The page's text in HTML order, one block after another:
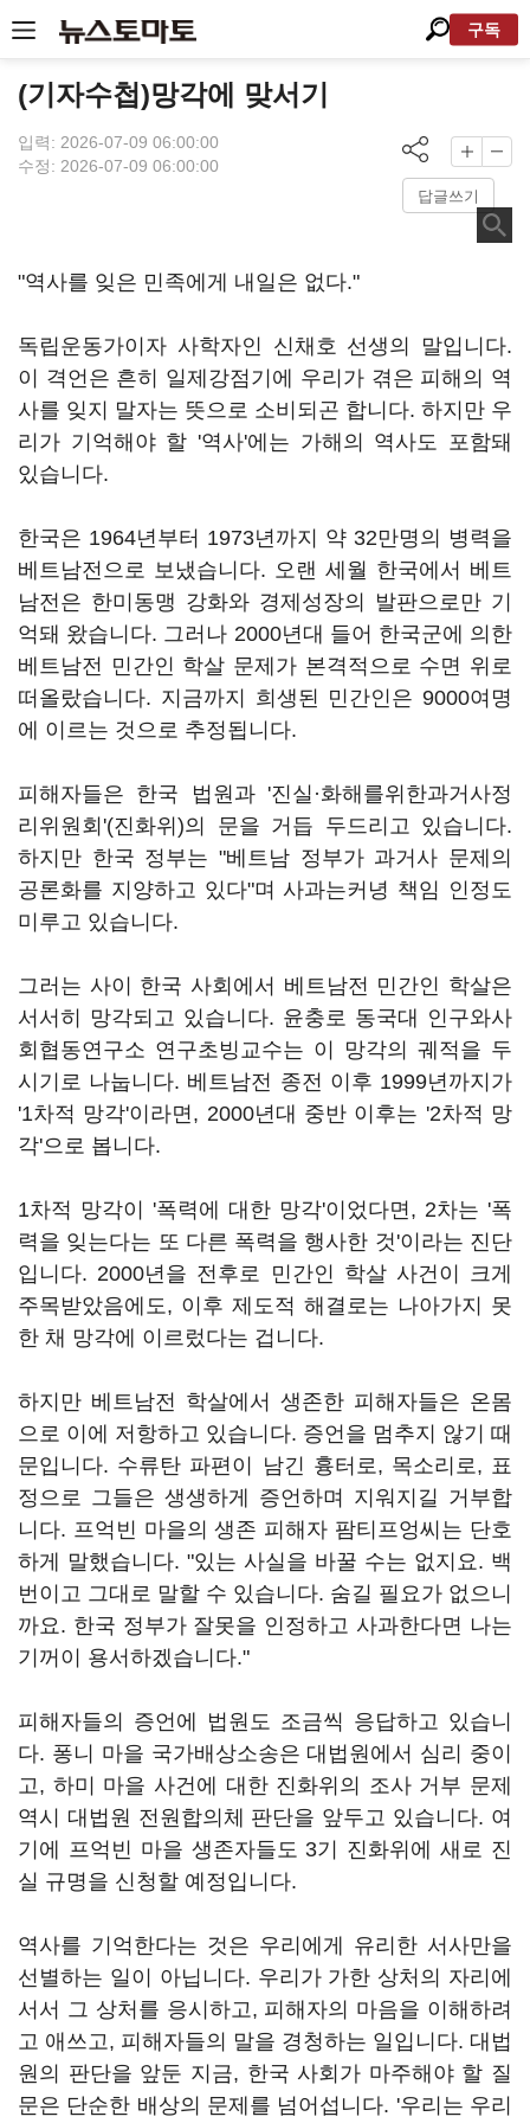
구독
(기자수첩)망각에 맞서기
입력: 2026-07-09 06:00:00
수정: 2026-07-09 06:00:00
답글쓰기
"역사를 잊은 민족에게 내일은 없다."
독립운동가이자 사학자인 신채호 선생의 말입니다.
이 격언은 흔히 일제강점기에 우리가 겪은 피해의 역
사를 잊지 말자는 뜻으로 소비되곤 합니다. 하지만 우
리가 기억해야 할 '역사'에는 가해의 역사도 포함돼
있습니다.
한국은 1964년부터 1973년까지 약 32만명의 병력을
베트남전으로 보냈습니다. 오랜 세월 한국에서 베트
남전은 한미동맹 강화와 경제성장의 발판으로만 기
억돼 왔습니다. 그러나 2000년대 들어 한국군에 의한
베트남전 민간인 학살 문제가 본격적으로 수면 위로
떠올랐습니다. 지금까지 희생된 민간인은 9000여명
에 이르는 것으로 추정됩니다.
피해자들은 한국 법원과 '진실·화해를위한과거사정
리위원회'(진화위)의 문을 거듭 두드리고 있습니다.
하지만 한국 정부는 "베트남 정부가 과거사 문제의
공론화를 지양하고 있다"며 사과는커녕 책임 인정도
미루고 있습니다.
그러는 사이 한국 사회에서 베트남전 민간인 학살은
서서히 망각되고 있습니다. 윤충로 동국대 인구와사
회협동연구소 연구초빙교수는 이 망각의 궤적을 두
시기로 나눕니다. 베트남전 종전 이후 1999년까지가
'1차적 망각'이라면, 2000년대 중반 이후는 '2차적 망
각'으로 봅니다.
1차적 망각이 '폭력에 대한 망각'이었다면, 2차는 '폭
력을 잊는다는 또 다른 폭력을 행사한 것'이라는 진단
입니다. 2000년을 전후로 민간인 학살 사건이 크게
주목받았음에도, 이후 제도적 해결로는 나아가지 못
한 채 망각에 이르렀다는 겁니다.
하지만 베트남전 학살에서 생존한 피해자들은 온몸
으로 이에 저항하고 있습니다. 증언을 멈추지 않기 때
문입니다. 수류탄 파편이 남긴 흉터로, 목소리로, 표
정으로 그들은 생생하게 증언하며 지워지길 거부합
니다. 프억빈 마을의 생존 피해자 팜티프엉씨는 단호
하게 말했습니다. "있는 사실을 바꿀 수는 없지요. 백
번이고 그대로 말할 수 있습니다. 숨길 필요가 없으니
까요. 한국 정부가 잘못을 인정하고 사과한다면 나는
기꺼이 용서하겠습니다."
피해자들의 증언에 법원도 조금씩 응답하고 있습니
다. 퐁니 마을 국가배상소송은 대법원에서 심리 중이
고, 하미 마을 사건에 대한 진화위의 조사 거부 문제
역시 대법원 전원합의체 판단을 앞두고 있습니다. 여
기에 프억빈 마을 생존자들도 3기 진화위에 새로 진
실 규명을 신청할 예정입니다.
역사를 기억한다는 것은 우리에게 유리한 서사만을
선별하는 일이 아닙니다. 우리가 가한 상처의 자리에
서서 그 상처를 응시하고, 피해자의 마음을 이해하려
고 애쓰고, 피해자들의 말을 경청하는 일입니다. 대법
원의 판단을 앞둔 지금, 한국 사회가 마주해야 할 질
문은 단순한 배상의 문제를 넘어섭니다. '우리는 우리